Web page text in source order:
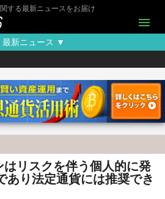
する最新ニュースをお届け
menu
新ニュース ▼
リスクを伴う個人的に発
あり法定通貨には推奨でき